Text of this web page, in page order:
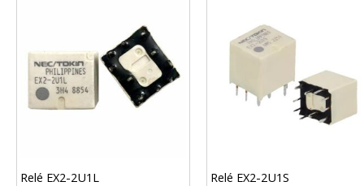
Relé EX2-2U1L Relé EX2-2U1S